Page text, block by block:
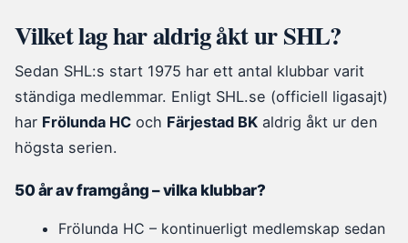
Vilket lag har aldrig åkt ur SHL?
Sedan SHL:s start 1975 har ett antal klubbar varit
ständiga medlemmar. Enligt SHL.se (officiell ligasajt)
har Frölunda HC och Färjestad BK aldrig åkt ur den
högsta serien.
50 år av framgång – vilka klubbar?
Frölunda HC – kontinuerligt medlemskap sedan